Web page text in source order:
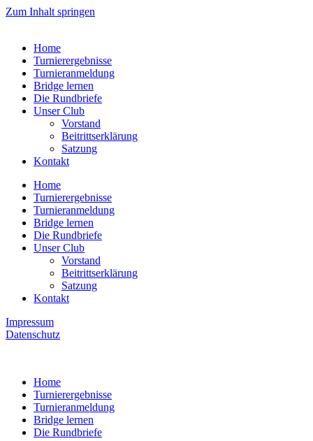
Zum Inhalt springen
Home
Turnierergebnisse
Turnieranmeldung
Bridge lernen
Die Rundbriefe
Unser Club
Vorstand
Beitrittserklärung
Satzung
Kontakt
Home
Turnierergebnisse
Turnieranmeldung
Bridge lernen
Die Rundbriefe
Unser Club
Vorstand
Beitrittserklärung
Satzung
Kontakt
Impressum
Datenschutz
Home
Turnierergebnisse
Turnieranmeldung
Bridge lernen
Die Rundbriefe